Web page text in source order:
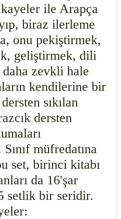
ile Arapça
biraz ilerleme
onu pekiştirmek,
geliştirmek, dili
zevkli hale
kendilerine bir
sıkılan
dersten
müfredatına
set, birinci kitabı
da 16'şar
setlik bir seridir.